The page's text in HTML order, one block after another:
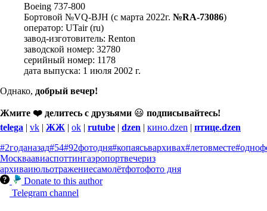
Boeing 737-800
Бортовой №VQ-BJH (с марта 2022г. №RA-73086)
оператор: UTair (ru)
завод-изготовитель: Renton
заводской номер: 32780
серийный номер: 1178
дата выпуска: 1 июля 2002 г.
Однако, добрый вечер!
Жмите ❤️ делитесь с друзьями 😃 подписывайтесь!
telega | vk | ЖЖ | ok | rutube | dzen | кино.dzen | птице.dzen
#2годаназад#54#92фотодня#копаясьвархивах#летовместе
Москваавиаспоттингаэропортвечериз
архиваиюльотражениесамолётфотофото дня
Donate to this author
Telegram channel